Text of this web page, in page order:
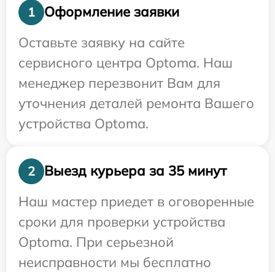
1
Оформление заявки
Оставьте заявку на сайте
сервисного центра Optoma. Наш
менеджер перезвонит Вам для
уточнения деталей ремонта Вашего
устройства Optoma.
2
Выезд курьера за 35 минут
Наш мастер приедет в оговоренные
сроки для проверки устройства
Optoma. При серьезной
неисправности мы бесплатно